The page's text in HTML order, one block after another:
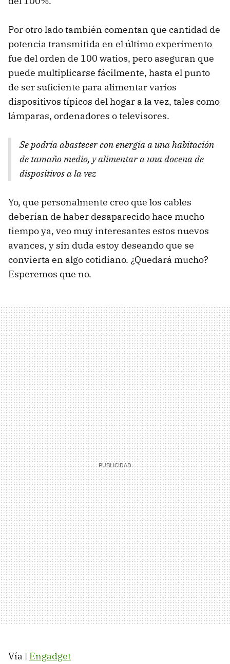
Por otro lado también comentan que cantidad de
potencia transmitida en el último experimento
fue del orden de 100 watios, pero aseguran que
puede multiplicarse fácilmente, hasta el punto
de ser suficiente para alimentar varios
dispositivos típicos del hogar a la vez, tales como
lámparas, ordenadores o televisores.
Se podría abastecer con energía a una habitación
de tamaño medio, y alimentar a una docena de
dispositivos a la vez
Yo, que personalmente creo que los cables
deberían de haber desaparecido hace mucho
tiempo ya, veo muy interesantes estos nuevos
avances, y sin duda estoy deseando que se
convierta en algo cotidiano. ¿Quedará mucho?
Esperemos que no.
Vía | Engadget